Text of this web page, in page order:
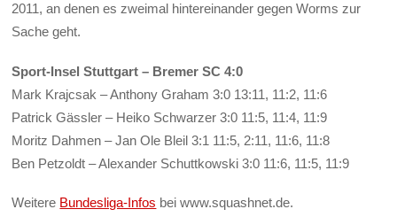
2011, an denen es zweimal hintereinander gegen Worms zur
Sache geht.
Sport-Insel Stuttgart – Bremer SC 4:0
Mark Krajcsak – Anthony Graham 3:0 13:11, 11:2, 11:6
Patrick Gässler – Heiko Schwarzer 3:0 11:5, 11:4, 11:9
Moritz Dahmen – Jan Ole Bleil 3:1 11:5, 2:11, 11:6, 11:8
Ben Petzoldt – Alexander Schuttkowski 3:0 11:6, 11:5, 11:9
Weitere Bundesliga-Infos bei www.squashnet.de.